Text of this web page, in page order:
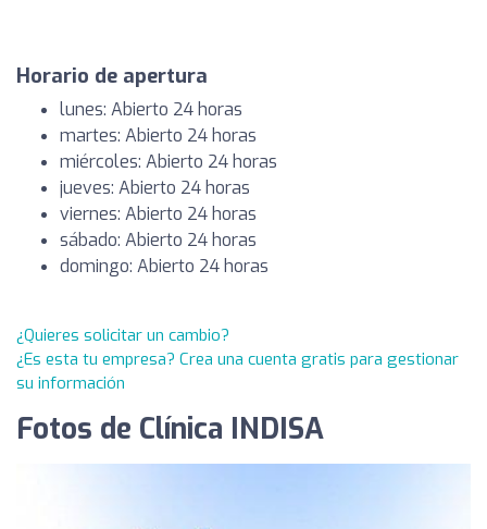
Horario de apertura
lunes: Abierto 24 horas
martes: Abierto 24 horas
miércoles: Abierto 24 horas
jueves: Abierto 24 horas
viernes: Abierto 24 horas
sábado: Abierto 24 horas
domingo: Abierto 24 horas
¿Quieres solicitar un cambio?
¿Es esta tu empresa? Crea una cuenta gratis para gestionar
su información
Fotos de Clínica INDISA